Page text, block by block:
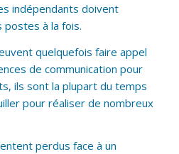
indépendants doivent
à la fois.
quelquefois faire appel
de communication pour
ils sont la plupart du temps
pour réaliser de nombreux
perdus face à un